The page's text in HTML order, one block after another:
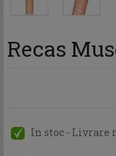
Recas
In stoc - Livrare